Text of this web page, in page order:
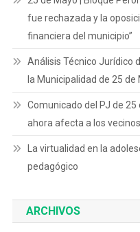
fue rechazada y la
financiera del municipio”
Análisis Técnico Jurídico
la Municipalidad de 25 de
Comunicado del PJ de
ahora afecta a los
La virtualidad en la
pedagógico
ARCHIVOS